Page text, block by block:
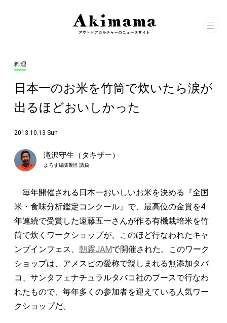
料理
日本一のお米を竹筒で炊いたら涙が
出るほどおいしかった
2013.10.13 Sun
滝沢守生（タキザー）
よろず編集制作請負
毎年開催される日本一おいしいお米を決める『全国
米・食味分析鑑定コンクール』で、最高位の金賞を4
年連続で受賞した遠藤五一さんが作る有機栽培米を竹
筒で炊くワークショップが、このほど行なわれたキャ
ンプインフェス、 朝霧JAMで開催された。このワーク
ショップは、アメスピの愛称で親しまれる無添加タバ
コ、サンタフェナチュラルタバコ社のブースで行なわ
れたもので、毎年多くの参加者を迎えている人気ワー
クショップだ。